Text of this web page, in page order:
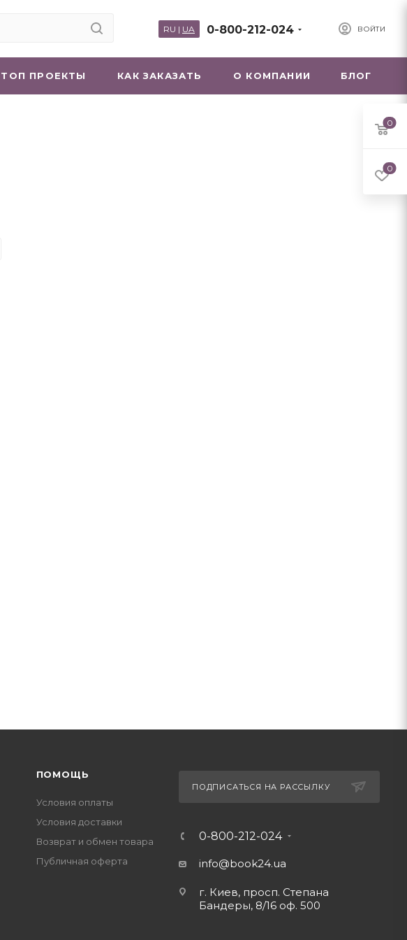
ВОЙТИ
0-800-212-024
RU | UA
ТОП ПРОЕКТЫ КАК ЗАКАЗАТЬ О КОМПАНИИ БЛОГ
ПОМОЩЬ
Условия оплаты
Условия доставки
Возврат и обмен товара
Публичная оферта
ПОДПИСАТЬСЯ НА РАССЫЛКУ
0-800-212-024
info@book24.ua
г. Киев, просп. Степана
Бандеры, 8/16 оф. 500
0
0